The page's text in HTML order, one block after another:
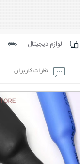
لوازم دیجیتال
نظرات کاربران